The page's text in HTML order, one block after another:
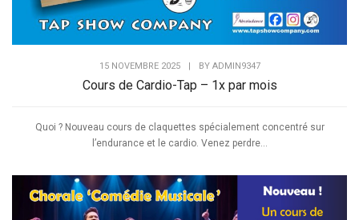
15 NOVEMBRE 2025 | BY ADMIN9347
Cours de Cardio-Tap – 1x par mois
Quoi ? Nouveau cours de claquettes spécialement concentré sur
l’endurance et le cardio. Venez perdre...